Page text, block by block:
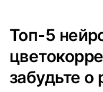
Топ-5
забудьте о